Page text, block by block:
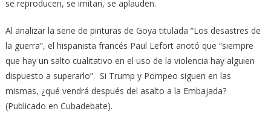
se reproducen, se imitan, se aplauden.
Al analizar la serie de pinturas de Goya titulada “Los desastres de
la guerra”, el hispanista francés Paul Lefort anotó que “siempre
que hay un salto cualitativo en el uso de la violencia hay alguien
dispuesto a superarlo”. Si Trump y Pompeo siguen en las
mismas, ¿qué vendrá después del asalto a la Embajada?
(Publicado en Cubadebate).